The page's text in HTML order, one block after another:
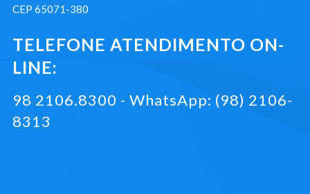
CEP 65071-380
TELEFONE ATENDIMENTO ON-
LINE:
98 2106.8300 - WhatsApp: (98) 2106-
8313